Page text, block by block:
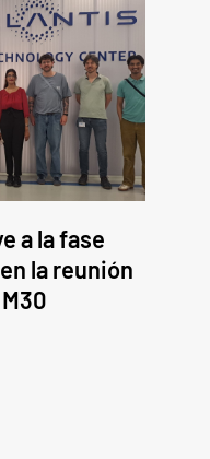
a la fase
la reunión